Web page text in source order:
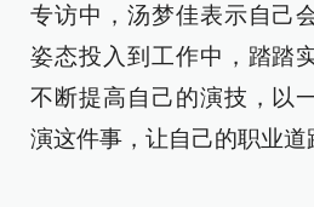
专访中，汤梦佳表示自己
姿态投入到工作中，踏踏
不断提高自己的演技，以
演这件事，让自己的职业道